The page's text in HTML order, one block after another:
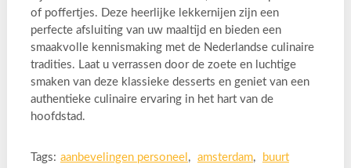
of poffertjes. Deze heerlijke lekkernijen zijn een
perfecte afsluiting van uw maaltijd en bieden een
smaakvolle kennismaking met de Nederlandse culinaire
tradities. Laat u verrassen door de zoete en luchtige
smaken van deze klassieke desserts en geniet van een
authentieke culinaire ervaring in het hart van de
hoofdstad.
Tags: aanbevelingen personeel , amsterdam,
buurt